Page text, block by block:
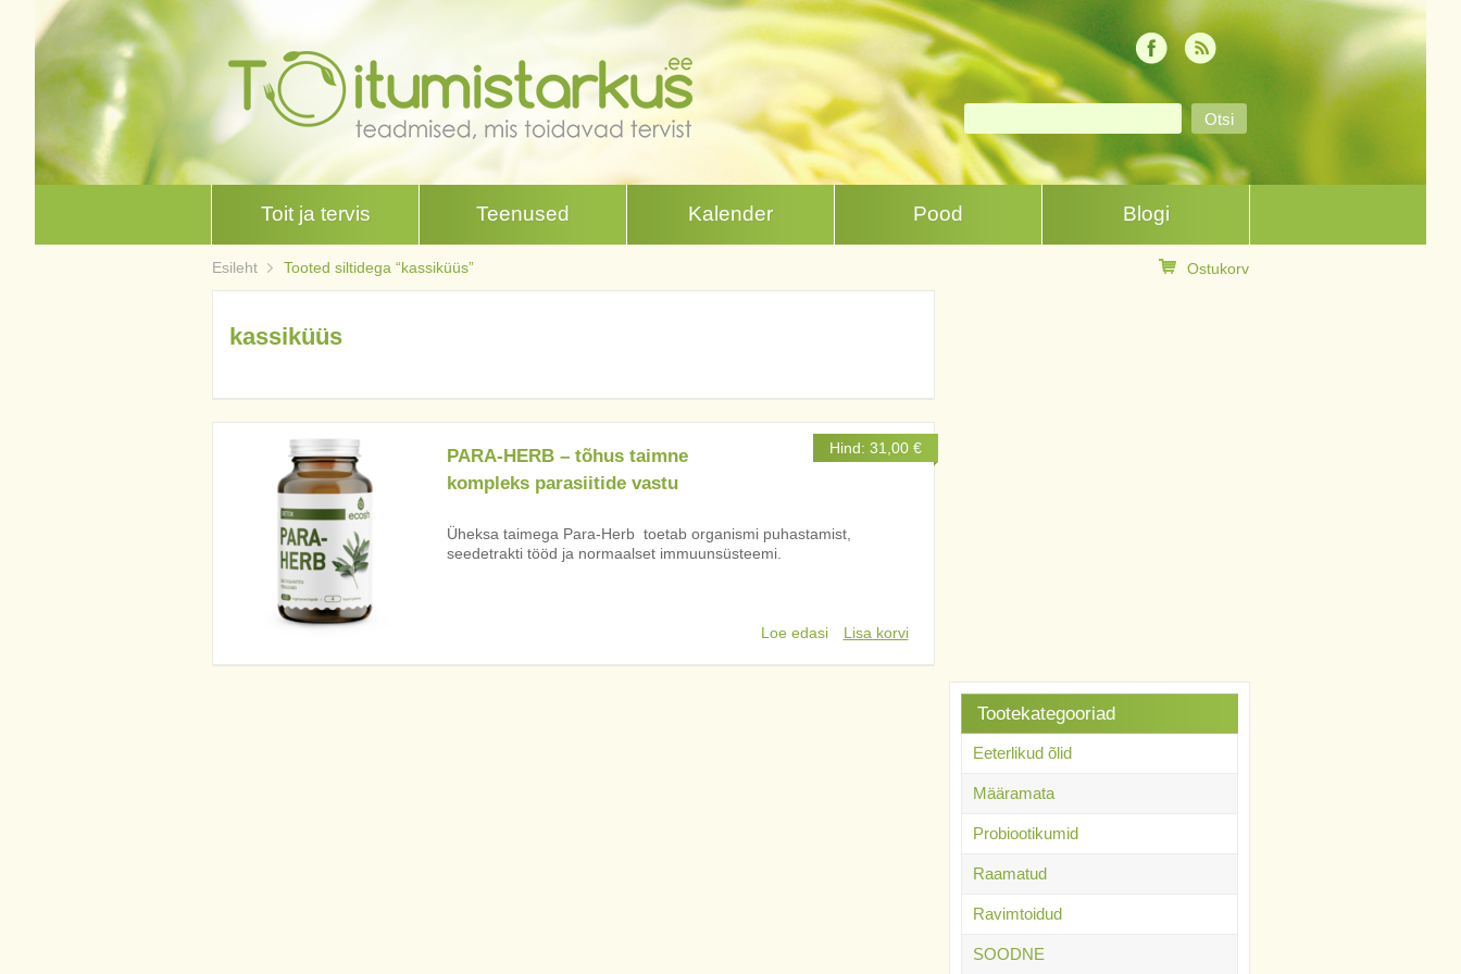
Toit ja tervis Teenused Kalender Pood Blogi
Esileht Tooted siltidega “kassiküüs” Ostukorv
kassiküüs
PARA-HERB – tõhus taimne
kompleks parasiitide vastu
Hind: 31,00 €
Üheksa taimega Para-Herb toetab organismi puhastamist,
seedetrakti tööd ja normaalset immuunsüsteemi.
Loe edasi Lisa korvi
Tootekategooriad
Eeterlikud õlid
Määramata
Probiootikumid
Raamatud
Ravimtoidud
SOODNE